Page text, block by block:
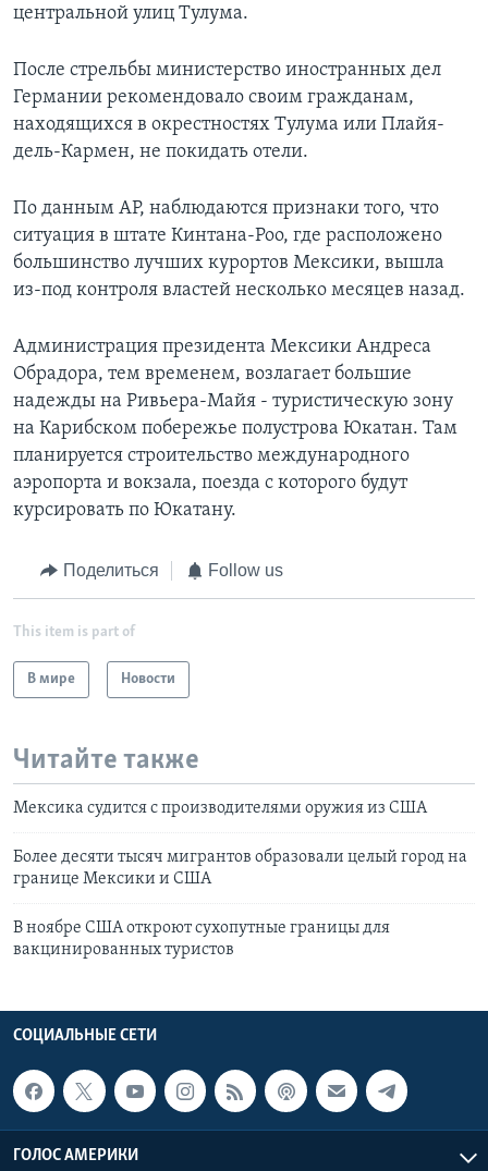
центральной улиц Тулума.
После стрельбы министерство иностранных дел
Германии рекомендовало своим гражданам,
находящихся в окрестностях Тулума или Плайя-
дель-Кармен, не покидать отели.
По данным AP, наблюдаются признаки того, что
ситуация в штате Кинтана-Роо, где расположено
большинство лучших курортов Мексики, вышла
из-под контроля властей несколько месяцев назад.
Администрация президента Мексики Андреса
Обрадора, тем временем, возлагает большие
надежды на Ривьера-Майя - туристическую зону
на Карибском побережье полустрова Юкатан. Там
планируется строительство международного
аэропорта и вокзала, поезда с которого будут
курсировать по Юкатану.
Поделиться Follow us
This item is part of
В мире Новости
Читайте также
Мексика судится с производителями оружия из США
Более десяти тысяч мигрантов образовали целый город на
границе Мексики и США
В ноябре США откроют сухопутные границы для
вакцинированных туристов
СОЦИАЛЬНЫЕ СЕТИ
ГОЛОС АМЕРИКИ